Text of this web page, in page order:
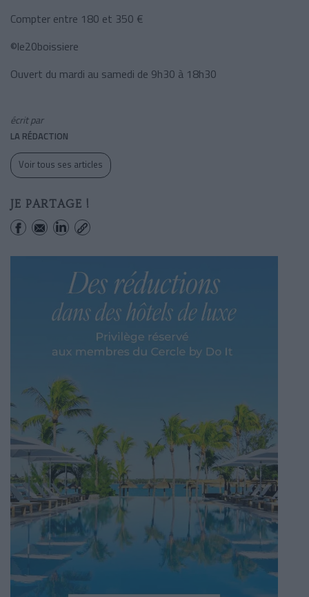
Compter entre 180 et 350 €
©le20boissiere
Ouvert du mardi au samedi de 9h30 à 18h30
écrit par
LA RÉDACTION
Voir tous ses articles
JE PARTAGE !